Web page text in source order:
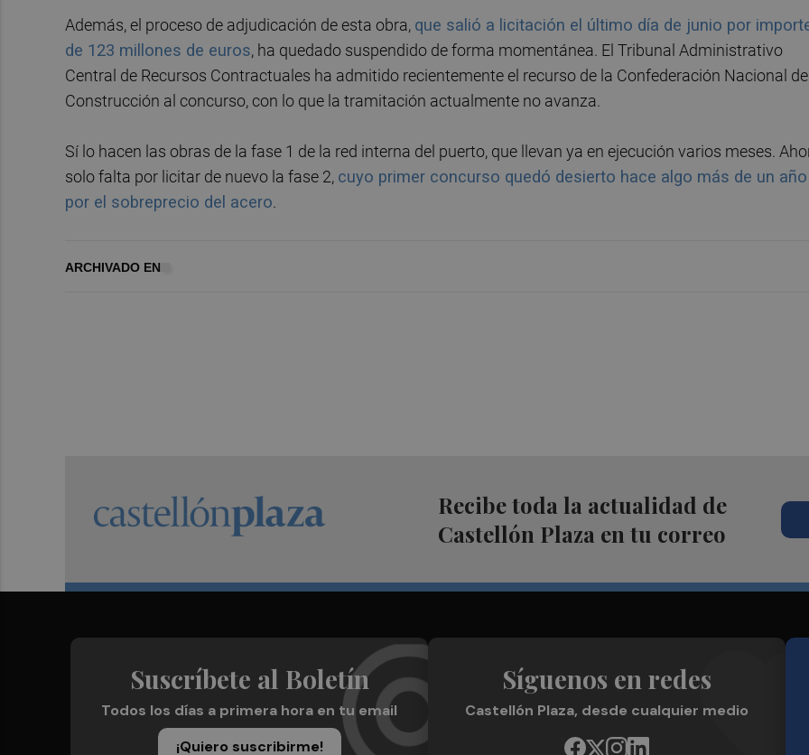
Además, el proceso de adjudicación de esta obra, que salió a licitación el último día de junio por
de 123 millones de euros, ha quedado suspendido de forma momentánea. El Tribunal Administrativo
Central de Recursos Contractuales ha admitido recientemente el recurso de la Confederación Nacional
Construcción al concurso, con lo que la tramitación actualmente no avanza.
Sí lo hacen las obras de la fase 1 de la red interna del puerto, que llevan ya en ejecución varios meses.
solo falta por licitar de nuevo la fase 2, cuyo primer concurso quedó desierto hace algo más de un año
por el sobreprecio del acero.
ARCHIVADO EN
Recibe toda la actualidad de
Castellón Plaza en tu correo
Suscríbete al Boletín
Todos los días a primera hora en tu email
¡Quiero suscribirme!
Síguenos en redes
Castellón Plaza, desde cualquier medio